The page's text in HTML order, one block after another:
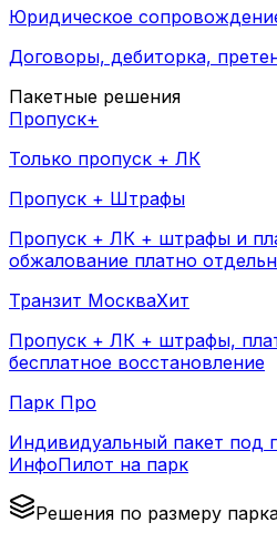
Юридическое
Договоры, дебиторка,
Пакетные решения
Пропуск+
Только пропуск + ЛК
Пропуск + Штрафы
Пропуск + ЛК + штрафы и
обжалование платно
Транзит МоскваХит
Пропуск + ЛК + штрафы,
бесплатное восстановление
Парк Про
Индивидуальный пакет под
ИнфоПилот на парк
Решения по размеру